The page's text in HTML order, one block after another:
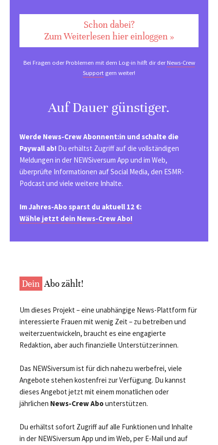
Schon dabei?
Zum Weiterlesen hier einloggen »
Bei Fragen oder Problemen mit dem Log-in hilft dir derNews-Crew
Support gern weiter!
Auf Dauer günstiger.
Werde News-Crew Abonnent:in und schalte die
Paywall ab! Du erhältst Zugriff auf die vollständigen
Meldungen in der NEWSiversum App und im Web,
überprüfte Informationen auf Social Media, den ESMR-
Podcast und viele weitere Inhalte.
Im Jahres-Abo sparst du aktuell 12 €:
Wähle jetzt dein News-Crew Abo!
Dein Abo zählt!
Um dieses Projekt – eine unabhängige News-Plattform für
interessierte Frauen mit wenig Zeit – zu betreiben und
weiterzuentwickeln, braucht es eine engagierte
Redaktion, aber auch finanzielle Unterstützer:innen.
Das NEWSiversum ist für dich nahezu werbefrei, viele
Angebote stehen kostenfrei zur Verfügung. Du kannst
dieses Angebot jetzt mit einem monatlichen oder
jährlichen News-Crew Abounterstützen.
Du erhältst sofort Zugriff auf alle Funktionen und Inhalte
in der NEWSiversum App und im Web, per E-Mail und auf